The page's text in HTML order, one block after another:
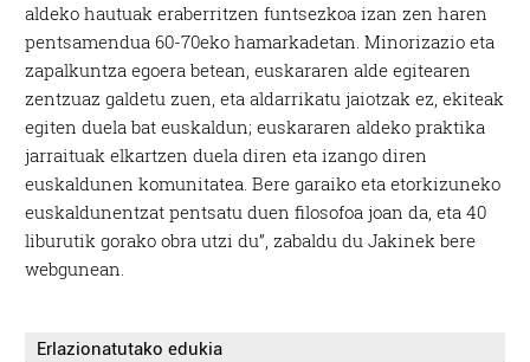
aldeko hautuak eraberritzen funtsezkoa izan zen haren
pentsamendua 60-70eko hamarkadetan. Minorizazio eta
zapalkuntza egoera betean, euskararen alde egitearen
zentzuaz galdetu zuen, eta aldarrikatu jaiotzak ez, ekiteak
egiten duela bat euskaldun; euskararen aldeko praktika
jarraituak elkartzen duela diren eta izango diren
euskaldunen komunitatea. Bere garaiko eta etorkizuneko
euskaldunentzat pentsatu duen filosofoa joan da, eta 40
liburutik gorako obra utzi du”, zabaldu du Jakinek bere
webgunean.
Erlazionatutako edukia